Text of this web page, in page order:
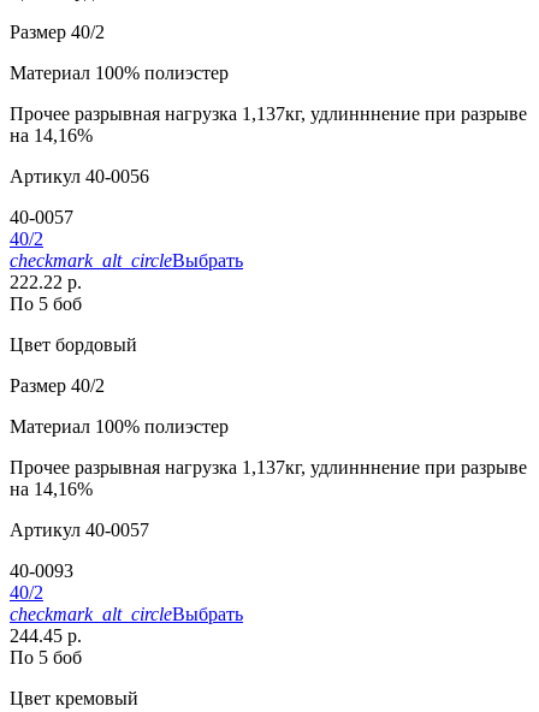
Размер 40/2
Материал 100% полиэстер
Прочее разрывная нагрузка 1,137кг, удлинннение при разрыве
на 14,16%
Артикул 40-0056
40-0057
40/2
checkmark_alt_circleВыбрать
222.22 р.
По 5 боб
Цвет бордовый
Размер 40/2
Материал 100% полиэстер
Прочее разрывная нагрузка 1,137кг, удлинннение при разрыве
на 14,16%
Артикул 40-0057
40-0093
40/2
checkmark_alt_circleВыбрать
244.45 р.
По 5 боб
Цвет кремовый